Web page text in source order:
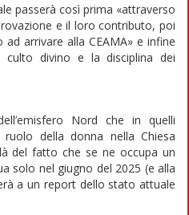
passerà così prima «attraverso
e il loro contributo, poi
arrivare alla CEAMA» e infine
divino e la disciplina dei
Nord che in quelli
ruolo della donna nella Chiesa
del fatto che se ne occupa un
solo nel giugno del 2025 (e alla
a un report dello stato attuale